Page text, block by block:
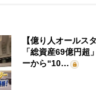
【億り人オールス
「総資産69億円超
ーから“10…